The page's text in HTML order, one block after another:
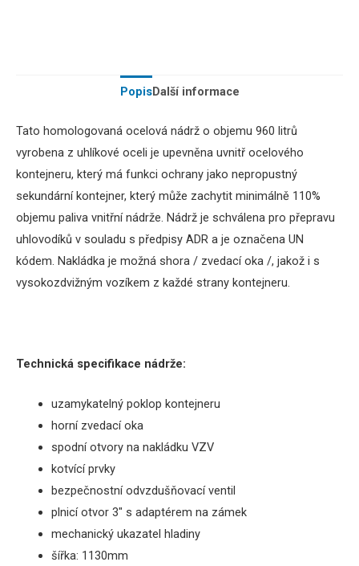
PopisDalší informace
Tato homologovaná ocelová nádrž o objemu 960 litrů
vyrobena z uhlíkové oceli je upevněna uvnitř ocelového
kontejneru, který má funkci ochrany jako nepropustný
sekundární kontejner, který může zachytit minimálně 110%
objemu paliva vnitřní nádrže. Nádrž je schválena pro přepravu
uhlovodíků v souladu s předpisy ADR a je označena UN
kódem. Nakládka je možná shora / zvedací oka /, jakož i s
vysokozdvižným vozíkem z každé strany kontejneru.
Technická specifikace nádrže:
uzamykatelný poklop kontejneru
horní zvedací oka
spodní otvory na nakládku VZV
kotvící prvky
bezpečnostní odvzdušňovací ventil
plnicí otvor 3″ s adaptérem na zámek
mechanický ukazatel hladiny
šířka: 1130mm